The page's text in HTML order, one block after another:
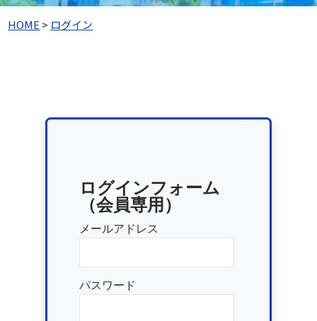
HOME > ログイン
ログインフォーム
（会員専用）
メールアドレス
パスワード